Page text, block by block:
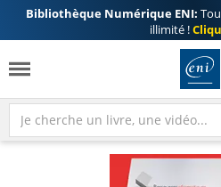
Bibliothèque Numérique ENI:
illimité !